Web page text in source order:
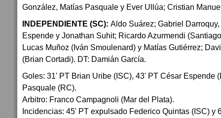
González, Matías Pasquale y Ever Ullúa; Cristian
INDEPENDIENTE (SC): Aldo Suárez; Gabriel
Espende y Jonathan Suhit; Ricardo Azurmendi
Lucas Muñoz (Iván Smoulenard) y Matías Gutiérrez;
(Brian Cortadi). DT: Damián García.
Goles: 31' PT Brian Uribe (ISC), 43' PT César Espende
Pasquale (RC).
Arbitro: Franco Campagnoli (Mar del Plata).
Incidencias: 45' PT expulsado Federico Quintas (ISC) y